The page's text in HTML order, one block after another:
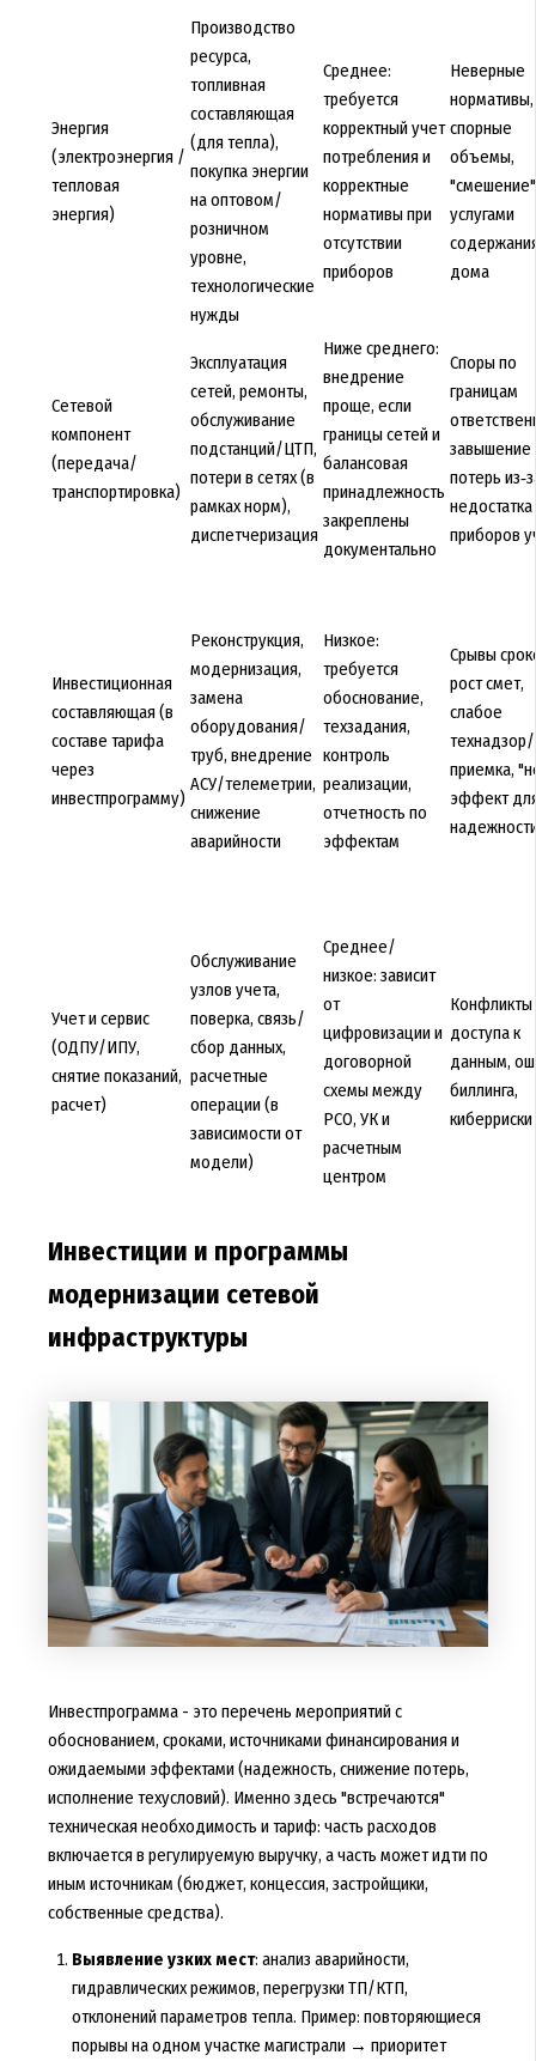
Энергия
(электроэнергия /
тепловая
энергия)
Производство
ресурса,
топливная
составляющая
(для тепла),
покупка энергии
на оптовом/
розничном
уровне,
технологические
нужды
Среднее:
требуется
корректный учет
потребления и
корректные
нормативы при
отсутствии
приборов
Неверные
нормативы,
спорные
объемы,
услугами
дома
Сетевой
компонент
(передача/
транспортировка)
Эксплуатация
сетей, ремонты,
обслуживание
подстанций/ЦТП,
потери в сетях (в
рамках норм),
диспетчеризация
Ниже среднего:
внедрение
проще, если
границы сетей и
балансовая
принадлежность
закреплены
документально
Споры по
границам
завышение
потерь
недостатка
приборов
Инвестиционная
составляющая (в
составе тарифа
через
инвестпрограмму)
Реконструкция,
модернизация,
замена
оборудования/
труб, внедрение
АСУ/телеметрии,
снижение
аварийности
Низкое:
требуется
обоснование,
техзадания,
контроль
реализации,
отчетность по
эффектам
Срывы
рост смет,
слабое
технадзор/
приемка,
эффект
Учет и сервис
(ОДПУ/ИПУ,
снятие показаний,
расчет)
Обслуживание
узлов учета,
поверка, связь/
сбор данных,
расчетные
операции (в
зависимости от
модели)
Среднее/
низкое: зависит
от
цифровизации и
договорной
схемы между
РСО, УК и
расчетным
центром
Конфликты
доступа к
данным,
биллинга,
киберриски
Инвестиции и программы
модернизации сетевой
инфраструктуры
Инвестпрограмма - это перечень мероприятий с
обоснованием, сроками, источниками финансирования и
ожидаемыми эффектами (надежность, снижение потерь,
исполнение техусловий). Именно здесь "встречаются"
техническая необходимость и тариф: часть расходов
включается в регулируемую выручку, а часть может идти по
иным источникам (бюджет, концессия, застройщики,
собственные средства).
Выявление узких мест: анализ аварийности,
гидравлических режимов, перегрузки ТП/КТП,
отклонений параметров тепла. Пример: повторяющиеся
порывы на одном участке магистрали → приоритет